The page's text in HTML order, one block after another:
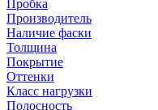
Пробка
Производитель
Наличие фаски
Толщина
Покрытие
Оттенки
Класс нагрузки
Полосность